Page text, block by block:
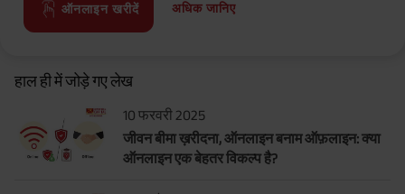
ऑनलाइन खरीदें अधिक जानिए
हाल ही में जोड़े गए लेख
10 फरवरी 2025
जीवन बीमा ख़रीदना, ऑनलाइन बनाम ऑफ़लाइन: क्या
ऑनलाइन एक बेहतर विकल्प है?